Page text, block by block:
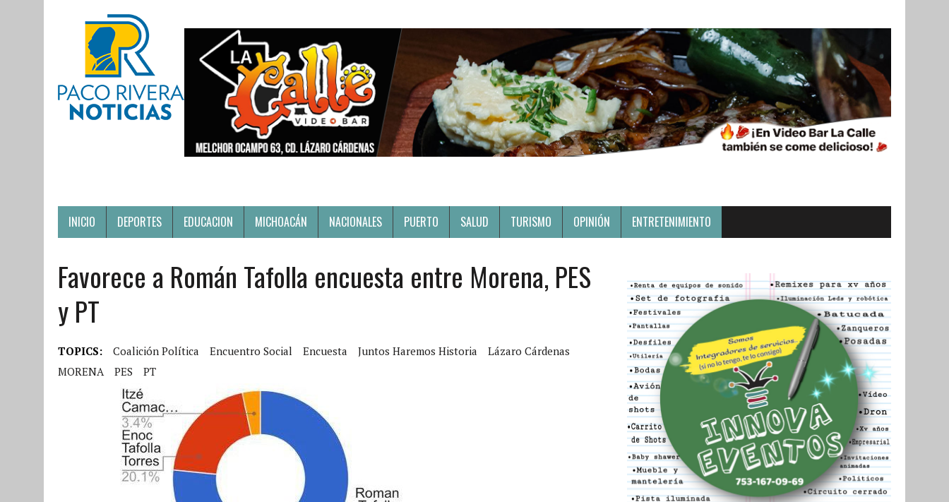
INICIO DEPORTES EDUCACION MICHOACÁN NACIONALES PUERTO SALUD TURISMO OPINIÓN ENTRETENIMIENTO
Favorece a Román Tafolla encuesta entre Morena, PES
y PT
TOPICS: Coalición Política Encuentro Social Encuesta Juntos Haremos Historia
Lázaro Cárdenas
MORENA
PES PT